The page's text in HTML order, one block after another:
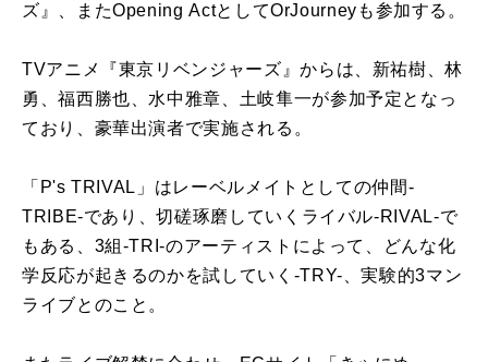
ズ 』、またOpening ActとしてOrJourney も参加する。
TVアニメ 『東京 リベンジャー ズ 』から は 、新祐樹、林
勇、福西勝也、水中雅章、 土岐隼一が参加予定となっ
ており、 豪華出演者で実施される。
「 P's TRIVAL 」 はレーベルメイト としての仲間-
TRIBE-であり、切磋琢磨していくライバル-RIVAL-で
も ある、 3組-TRI-のアーティストによって、
どんな化
学反応が起きるのかを試していく-TRY-、実験的3マン
ライブと のこと。